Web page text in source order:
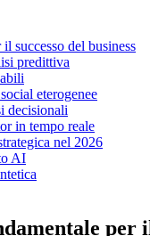
successo del business
predittiva
eterogenee
decisionali
in tempo reale
nel 2026
AI
per